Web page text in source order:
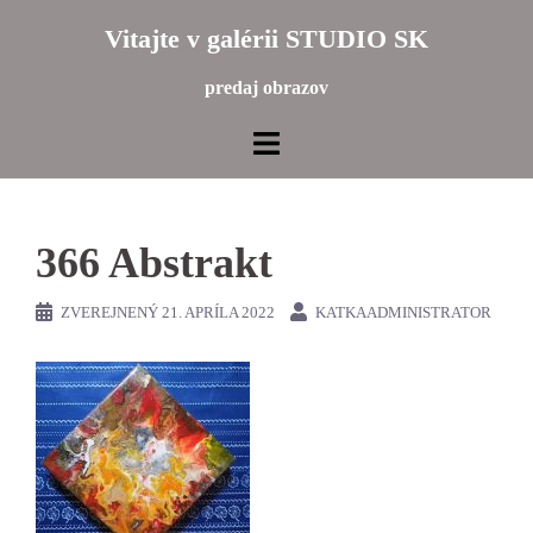
Vitajte v galérii STUDIO SK
predaj obrazov
366 Abstrakt
ZVEREJNENÝ 21. APRÍLA 2022 KATKAADMINISTRATOR